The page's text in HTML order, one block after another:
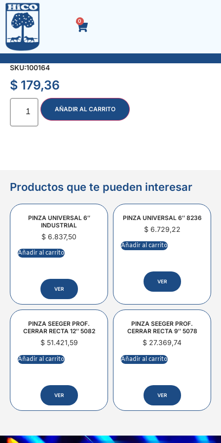
0
ACC. NEGRO CODO ENCHUFE R-H 1/2″
SKU:100164
$ 179,36
AÑADIR AL CARRITO
Productos que te pueden interesar
PINZA UNIVERSAL 6″
INDUSTRIAL
$ 6.837,50
Añadir al carrito
VER
PINZA UNIVERSAL 6″ 8236
$6.729,22
Añadir al carrito
VER
PINZA SEEGER PROF.
CERRAR RECTA 12″ 5082
$51.421,59
Añadir al carrito
VER
PINZA SEEGER PROF.
CERRAR RECTA 9″ 5078
$ 27.369,74
Añadir al carrito
VER